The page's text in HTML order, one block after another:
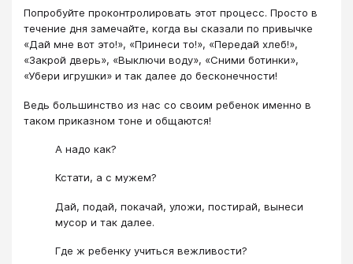
Попробуйте проконтролировать этот процесс. Просто в
течение дня замечайте, когда вы сказали по привычке
«Дай мне вот это!», «Принеси то!», «Передай хлеб!»,
«Закрой дверь», «Выключи воду», «Сними ботинки»,
«Убери игрушки» и так далее до бесконечности!
Ведь большинство из нас со своим ребенок именно в
таком приказном тоне и общаются!
А надо как?
Кстати, а с мужем?
Дай, подай, покачай, уложи, постирай, вынеси
мусор и так далее.
Где ж ребенку учиться вежливости?